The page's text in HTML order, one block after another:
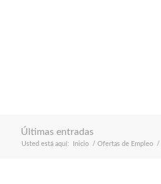
Últimas entradas
Usted está aquí: Inicio / Ofertas de Empleo /